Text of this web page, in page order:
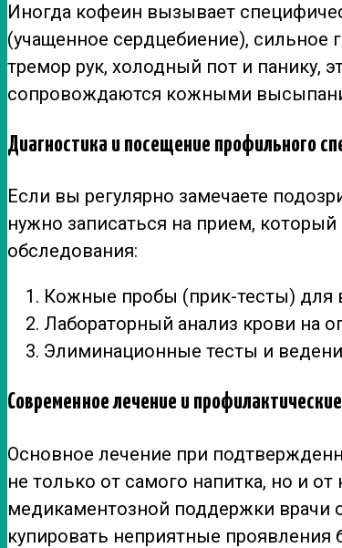
Иногда кофеин вызывает
(учащенное сердцебиение), сильное
тремор рук, холодный пот и панику,
сопровождаются кожными
Диагностика и посещение профильного
Если вы регулярно замечаете
нужно записаться на прием,
обследования:
Кожные пробы (прик-тесты) для
Лабораторный анализ крови на
Элиминационные тесты и
Современное лечение и
Основное лечение при
не только от самого напитка, но и
медикаментозной поддержки врачи
купировать неприятные проявления